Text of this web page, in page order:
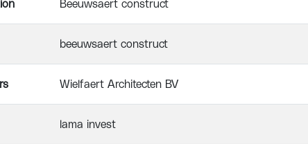
Beeuwsaert construct
beeuwsaert construct
Wielfaert Architecten BV
lama invest